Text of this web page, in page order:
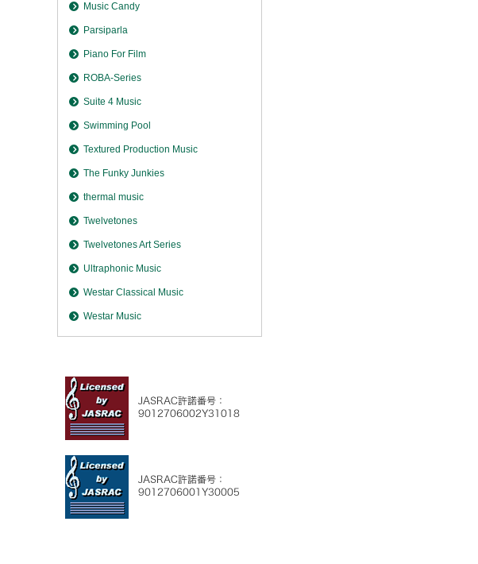
Music Candy
Parsiparla
Piano For Film
ROBA-Series
Suite 4 Music
Swimming Pool
Textured Production Music
The Funky Junkies
thermal music
Twelvetones
Twelvetones Art Series
Ultraphonic Music
Westar Classical Music
Westar Music